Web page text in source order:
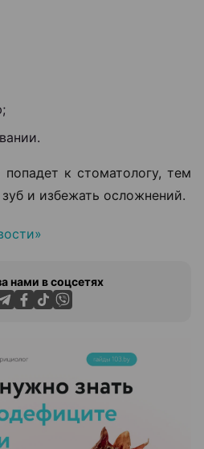
к стоматологу, тем
и избежать осложнений.
нами в соцсетях